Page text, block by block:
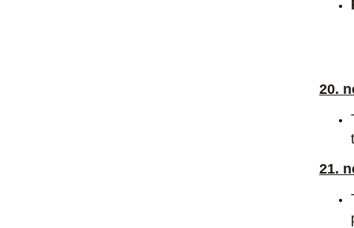
20.
21.